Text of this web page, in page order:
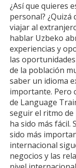
¿Así que quieres
personal?
viajar al
hablar Uzbeko
experiencias y
las
de la población
saber un idioma
importante. Pero
de Language
seguir el ritmo
ha sido más fácil.
sido más
internacional
negocios y las